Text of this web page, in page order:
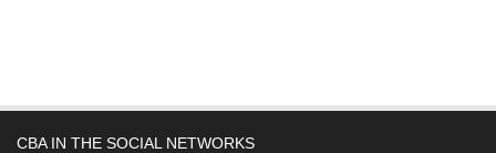
CBA IN THE SOCIAL NETWORKS